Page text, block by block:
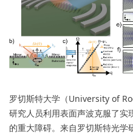
量子计算
ꀂ 量子通信&安全
ꀂ 量子精密测量
其他
关于我们
罗切斯特大学（University of
研究人员利用表面声波克服了实
的重大障碍。来自罗切斯特光学